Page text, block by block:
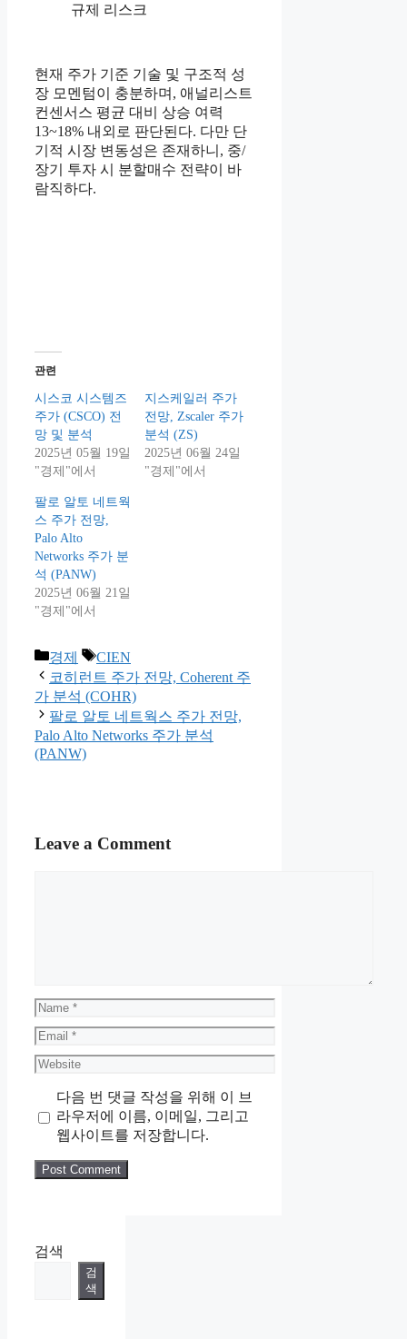
규제 리스크
현재 주가 기준 기술 및 구조적 성
장 모멘텀이 충분하며, 애널리스트
컨센서스 평균 대비 상승 여력
13~18% 내외로 판단된다. 다만 단
기적 시장 변동성은 존재하니, 중/
장기 투자 시 분할매수 전략이 바
람직하다.
관련
시스코 시스템즈
주가 (CSCO) 전
망 및 분석
2025년 05월 19일
"경제"에서
지스케일러 주가
전망, Zscaler 주가
분석 (ZS)
2025년 06월 24일
"경제"에서
팔로 알토 네트웍
스 주가 전망,
Palo Alto
Networks 주가 분
석 (PANW)
2025년 06월 21일
"경제"에서
Categories
경제 Tags
CIEN
코히런트 주가 전망, Coherent 주
가 분석 (COHR)
팔로 알토 네트웍스 주가 전망,
Palo Alto Networks 주가 분석
(PANW)
Leave a Comment
Name
Email
Website
다음 번 댓글 작성을 위해 이 브
라우저에 이름, 이메일, 그리고
웹사이트를 저장합니다.
검색
검
색